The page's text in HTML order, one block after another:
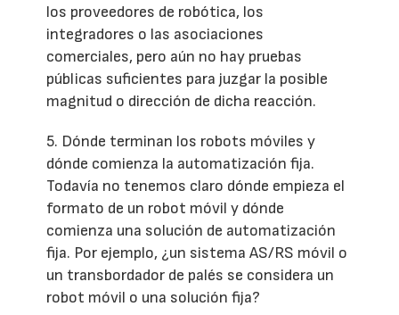
los proveedores de robótica, los
integradores o las asociaciones
comerciales, pero aún no hay pruebas
públicas suficientes para juzgar la posible
magnitud o dirección de dicha reacción.
5. Dónde terminan los robots móviles y
dónde comienza la automatización fija.
Todavía no tenemos claro dónde empieza el
formato de un robot móvil y dónde
comienza una solución de automatización
fija. Por ejemplo, ¿un sistema AS/RS móvil o
un transbordador de palés se considera un
robot móvil o una solución fija?